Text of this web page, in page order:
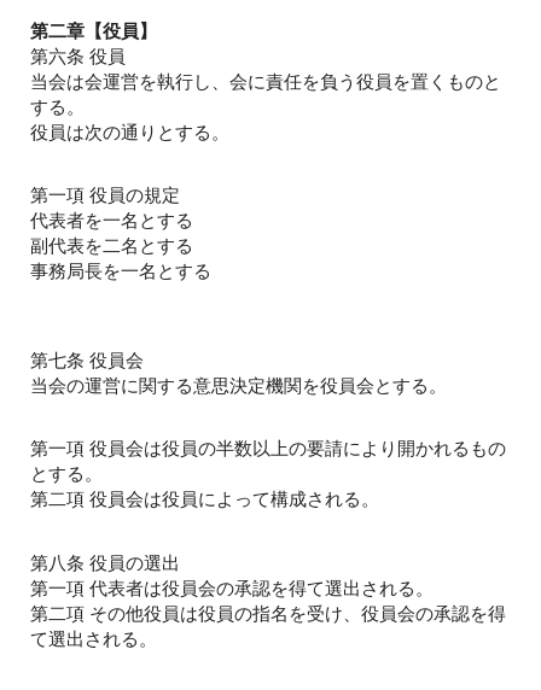
第二章【役員】
第六条 役員
当会は会運営を執行し、会に責任を負う役員を置くものと
する。
役員は次の通りとする。
第一項 役員の規定
代表者を一名とする
副代表を二名とする
事務局長を一名とする
第七条 役員会
当会の運営に関する意思決定機関を役員会とする。
第一項 役員会は役員の半数以上の要請により開かれるもの
とする。
第二項 役員会は役員によって構成される。
第八条 役員の選出
第一項 代表者は役員会の承認を得て選出される。
第二項 その他役員は役員の指名を受け、役員会の承認を得
て選出される。